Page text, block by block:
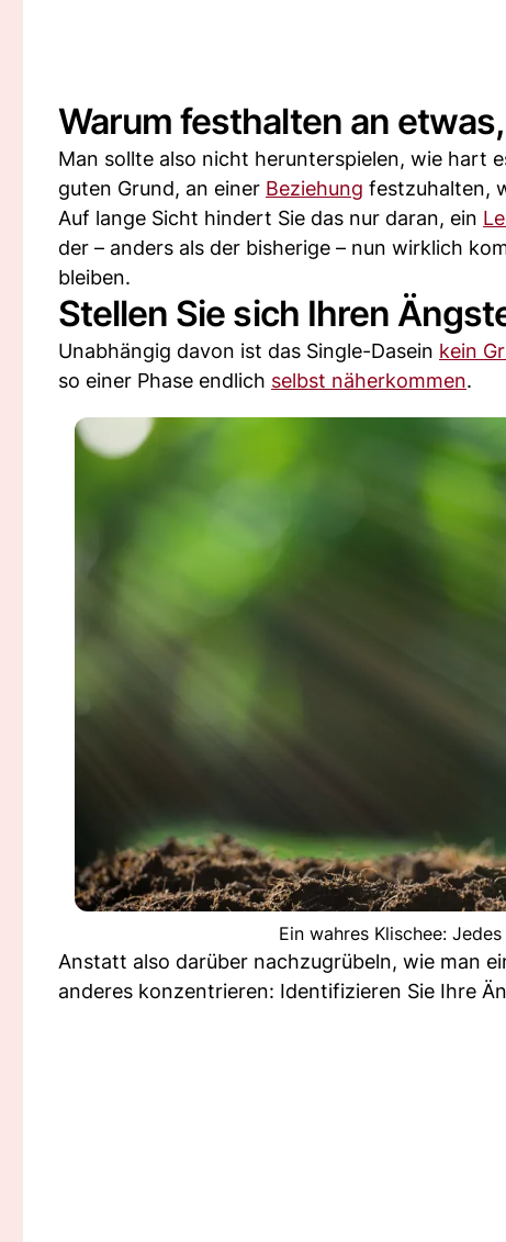
Warum festhalten an
Man sollte also nicht herunterspielen, wie hart
guten Grund, an einer Beziehung festzuhalten,
Auf lange Sicht hindert Sie das nur daran, ein
der – anders als der bisherige – nun wirklich
bleiben.
Stellen Sie sich Ihren
Unabhängig davon ist das Single-Dasein kein
so einer Phase endlich selbst näherkommen.
Ein wahres Klischee:
Anstatt also darüber nachzugrübeln, wie man
anderes konzentrieren: Identifizieren Sie Ihre